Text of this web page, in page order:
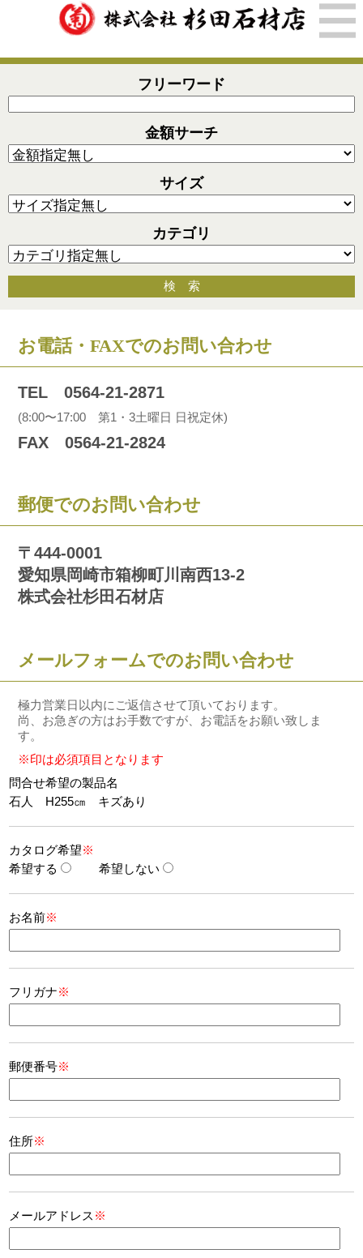
フリーワード
金額サーチ
サイズ
カテゴリ
検 索
お電話・FAXでのお問い合わせ
TEL 0564-21-2871
(8:00〜17:00 第1・3土曜日 日祝定休)
FAX 0564-21-2824
郵便でのお問い合わせ
〒444-0001
愛知県岡崎市箱柳町川南西13-2
株式会社杉田石材店
メールフォームでのお問い合わせ
極力営業日以内にご返信させて頂いております。
尚、お急ぎの方はお手数ですが、お電話をお願い致しま
す。
※印は必須項目となります
問合せ希望の製品名
石人 H255㎝ キズあり
カタログ希望※
希望する
希望しない
お名前※
フリガナ※
郵便番号※
住所※
メールアドレス ※